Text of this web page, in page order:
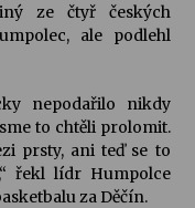
Kolchoz a
ze čtyř českých
ale podlehl
nepodařilo nikdy
to chtěli prolomit.
prsty, ani teď se to
řekl lídr Humpolce
za Děčín.